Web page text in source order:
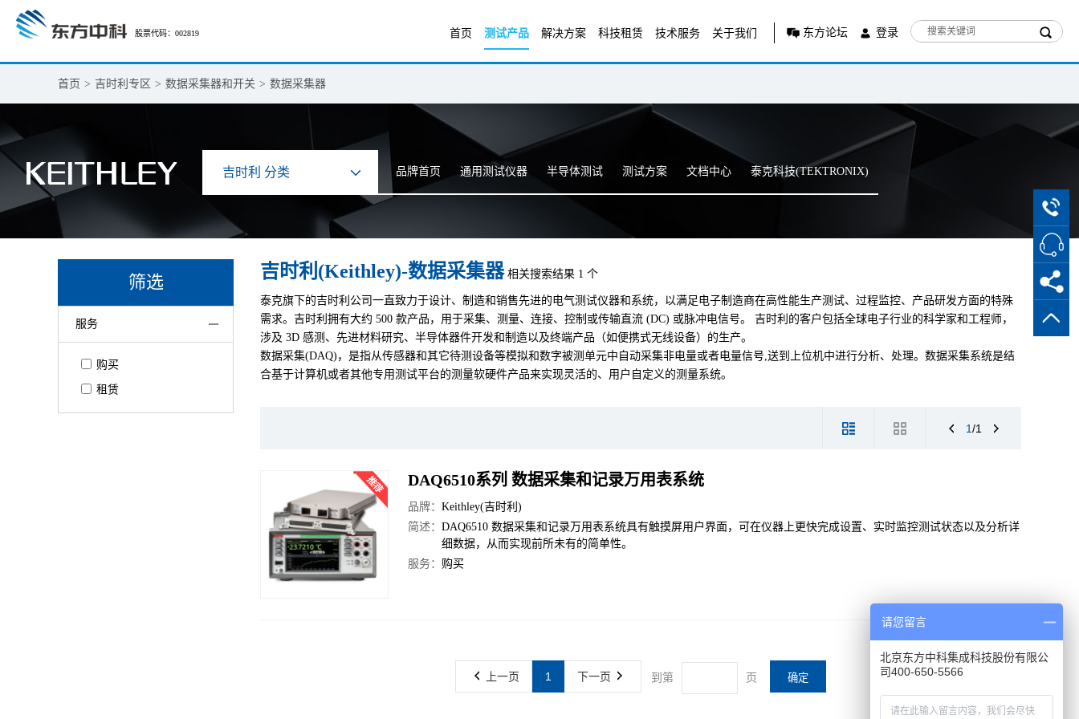
股票代码：002819 首页 测试产品 解决方案 科技租赁 技术服务 关于我们 东方论坛 登录
首页 > 吉时利专区 > 数据采集器和开关 > 数据采集器
吉时利 分类 品牌首页 通用测试仪器 半导体测试 测试方案 文档中心 泰克科技(TEKTRONIX)
筛选
服务
购买
租赁
吉时利(Keithley)-数据采集器相关搜索结果 1 个
泰克旗下的吉时利公司一直致力于设计、制造和销售先进的电气测试仪器和系统，以满足电子制造商在高性能生产测试、过程监控、产品研发方面的特殊
需求。吉时利拥有大约 500 款产品，用于采集、测量、连接、控制或传输直流 (DC) 或脉冲电信号。 吉时利的客户包括全球电子行业的科学家和工程师，
涉及 3D 感测、先进材料研究、半导体器件开发和制造以及终端产品（如便携式无线设备）的生产。
数据采集(DAQ)，是指从传感器和其它待测设备等模拟和数字被测单元中自动采集非电量或者电量信号,送到上位机中进行分析、处理。数据采集系统是结
合基于计算机或者其他专用测试平台的测量软硬件产品来实现灵活的、用户自定义的测量系统。
1/1
DAQ6510系列 数据采集和记录万用表系统
品牌： Keithley(吉时利)
简述： DAQ6510 数据采集和记录万用表系统具有触摸屏用户界面，可在仪器上更快完成设置、实时监控测试状态以及分析详
细数据，从而实现前所未有的简单性。
服务： 购买
上一页 1 下一页 到第 页 确定
请您留言
北京东方中科集成科技股份有限公
司400-650-5566